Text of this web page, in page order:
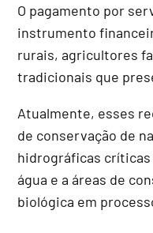
O pagamento por
instrumento
rurais, agricultores
tradicionais que
Atualmente, esses
de conservação de
hidrográficas
água e a áreas de
biológica em